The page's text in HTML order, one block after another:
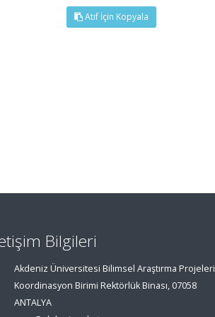
Atıf İçin Kopyala
Bilgileri
Akdeniz Üniversitesi Bilimsel Araştırma Projeleri
Koordinasyon Birimi Rektörlük Binası, 07058
ANTALYA